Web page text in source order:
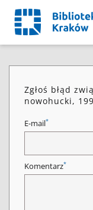
Zgłoś błąd
nowohucki,
E-mail*
Komentarz*